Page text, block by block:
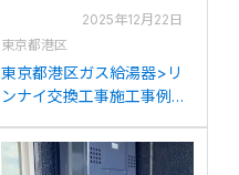
2025年12月22日
東京都港区
東京都港区ガス給湯器>リ
ンナイ交換工事施工事例：
からリンナイRUF-
SA2005SAW(A)への交換